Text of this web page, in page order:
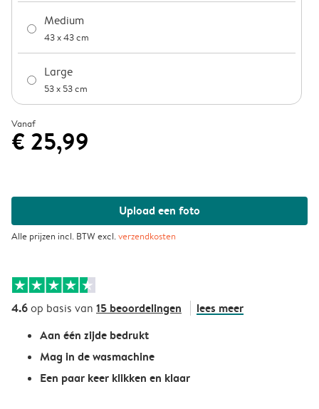
Medium
43 x 43 cm
Large
53 x 53 cm
Vanaf
€ 25,99
Upload een foto
Alle prijzen incl. BTW excl.verzendkosten
4.6op basis van 15 beoordelingen
lees meer
Aan één zijde bedrukt
Mag in de wasmachine
Een paar keer klikken en klaar